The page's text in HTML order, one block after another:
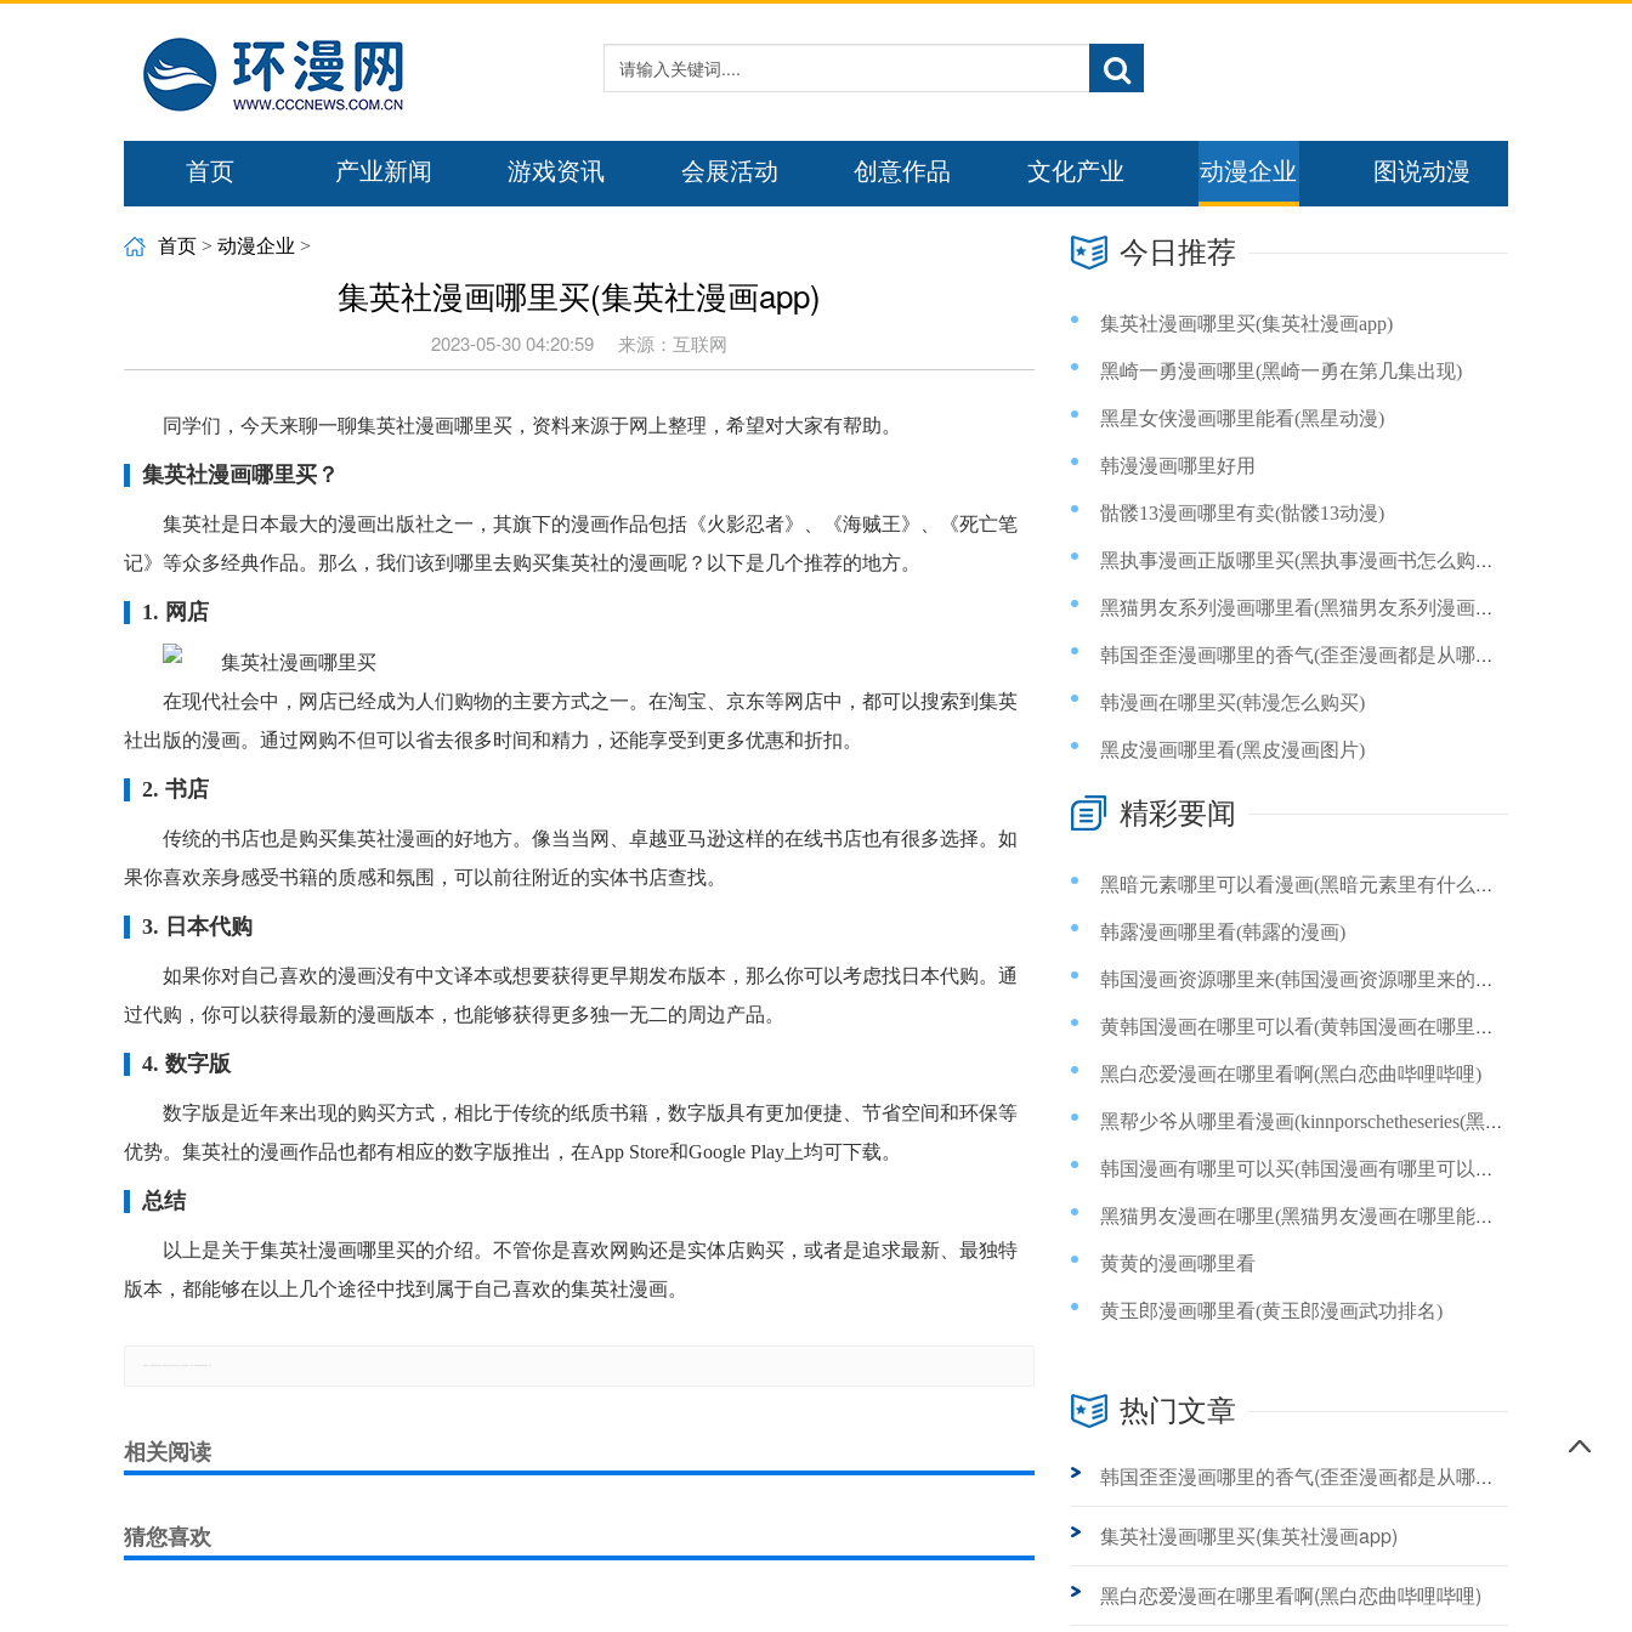
首页 产业新闻 游戏资讯 会展活动 创意作品 文化产业 动漫企业 图说动漫
首页 > 动漫企业 >
集英社漫画哪里买(集英社漫画app)
2023-05-30 04:20:59 来源：互联网
同学们，今天来聊一聊集英社漫画哪里买，资料来源于网上整理，希望对大家有帮助。
集英社漫画哪里买？
集英社是日本最大的漫画出版社之一，其旗下的漫画作品包括《火影忍者》、《海贼王》、《死亡笔
记》等众多经典作品。那么，我们该到哪里去购买集英社的漫画呢？以下是几个推荐的地方。
1. 网店
在现代社会中，网店已经成为人们购物的主要方式之一。在淘宝、京东等网店中，都可以搜索到集英
社出版的漫画。通过网购不但可以省去很多时间和精力，还能享受到更多优惠和折扣。
2. 书店
传统的书店也是购买集英社漫画的好地方。像当当网、卓越亚马逊这样的在线书店也有很多选择。如
果你喜欢亲身感受书籍的质感和氛围，可以前往附近的实体书店查找。
3. 日本代购
如果你对自己喜欢的漫画没有中文译本或想要获得更早期发布版本，那么你可以考虑找日本代购。通
过代购，你可以获得最新的漫画版本，也能够获得更多独一无二的周边产品。
4. 数字版
数字版是近年来出现的购买方式，相比于传统的纸质书籍，数字版具有更加便捷、节省空间和环保等
优势。集英社的漫画作品也都有相应的数字版推出，在App Store和Google Play上均可下载。
总结
以上是关于集英社漫画哪里买的介绍。不管你是喜欢网购还是实体店购买，或者是追求最新、最独特
版本，都能够在以上几个途径中找到属于自己喜欢的集英社漫画。
相关阅读
猜您喜欢
今日推荐
集英社漫画哪里买(集英社漫画app)
黑崎一勇漫画哪里(黑崎一勇在第几集出现)
黑星女侠漫画哪里能看(黑星动漫)
韩漫漫画哪里好用
骷髅13漫画哪里有卖(骷髅13动漫)
黑执事漫画正版哪里买(黑执事漫画书怎么购买)
黑猫男友系列漫画哪里看(黑猫男友系列漫画哪里看的)
韩国歪歪漫画哪里的香气(歪歪漫画都是从哪里来的)
韩漫画在哪里买(韩漫怎么购买)
黑皮漫画哪里看(黑皮漫画图片)
精彩要闻
黑暗元素哪里可以看漫画(黑暗元素里有什么元素)
韩露漫画哪里看(韩露的漫画)
韩国漫画资源哪里来(韩国漫画资源哪里来的啊)
黄韩国漫画在哪里可以看(黄韩国漫画在哪里可以看到)
黑白恋爱漫画在哪里看啊(黑白恋曲哔哩哔哩)
黑帮少爷从哪里看漫画(kinnporschetheseries(黑帮少爷爱上我))
韩国漫画有哪里可以买(韩国漫画有哪里可以买的)
黑猫男友漫画在哪里(黑猫男友漫画在哪里能看)
黄黄的漫画哪里看
黄玉郎漫画哪里看(黄玉郎漫画武功排名)
热门文章
韩国歪歪漫画哪里的香气(歪歪漫画都是从哪里来的)
集英社漫画哪里买(集英社漫画app)
黑白恋爱漫画在哪里看啊(黑白恋曲哔哩哔哩)